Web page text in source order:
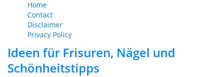
Home
Contact
Disclaimer
Privacy Policy
Ideen für Frisuren, Nägel und
Schönheitstipps